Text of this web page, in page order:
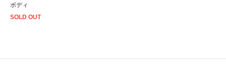
ボディ
SOLD OUT